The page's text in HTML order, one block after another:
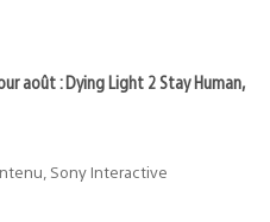
août : Dying Light 2 Stay Human,
Sony Interactive